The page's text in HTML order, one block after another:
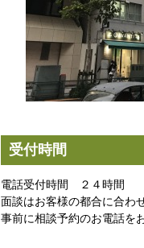
受付時間
電話受付時間 ２４時間
面談はお客様の都合に合わ
事前に相談予約のお電話を